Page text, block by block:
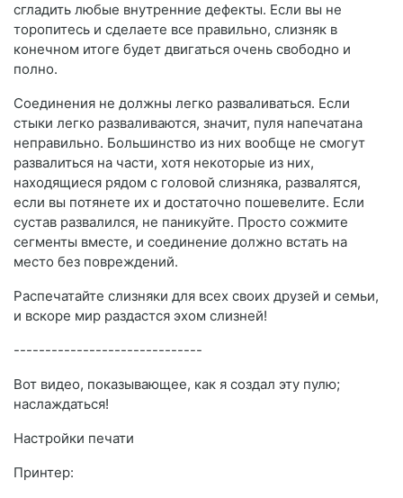
сгладить любые внутренние дефекты. Если вы не
торопитесь и сделаете все правильно, слизняк в
конечном итоге будет двигаться очень свободно и
полно.
Соединения не должны легко разваливаться. Если
стыки легко разваливаются, значит, пуля напечатана
неправильно. Большинство из них вообще не смогут
развалиться на части, хотя некоторые из них,
находящиеся рядом с головой слизняка, развалятся,
если вы потянете их и достаточно пошевелите. Если
сустав развалился, не паникуйте. Просто сожмите
сегменты вместе, и соединение должно встать на
место без повреждений.
Распечатайте слизняки для всех своих друзей и семьи,
и вскоре мир раздастся эхом слизней!
------------------------------
Вот видео, показывающее, как я создал эту пулю;
наслаждаться!
Настройки печати
Принтер: